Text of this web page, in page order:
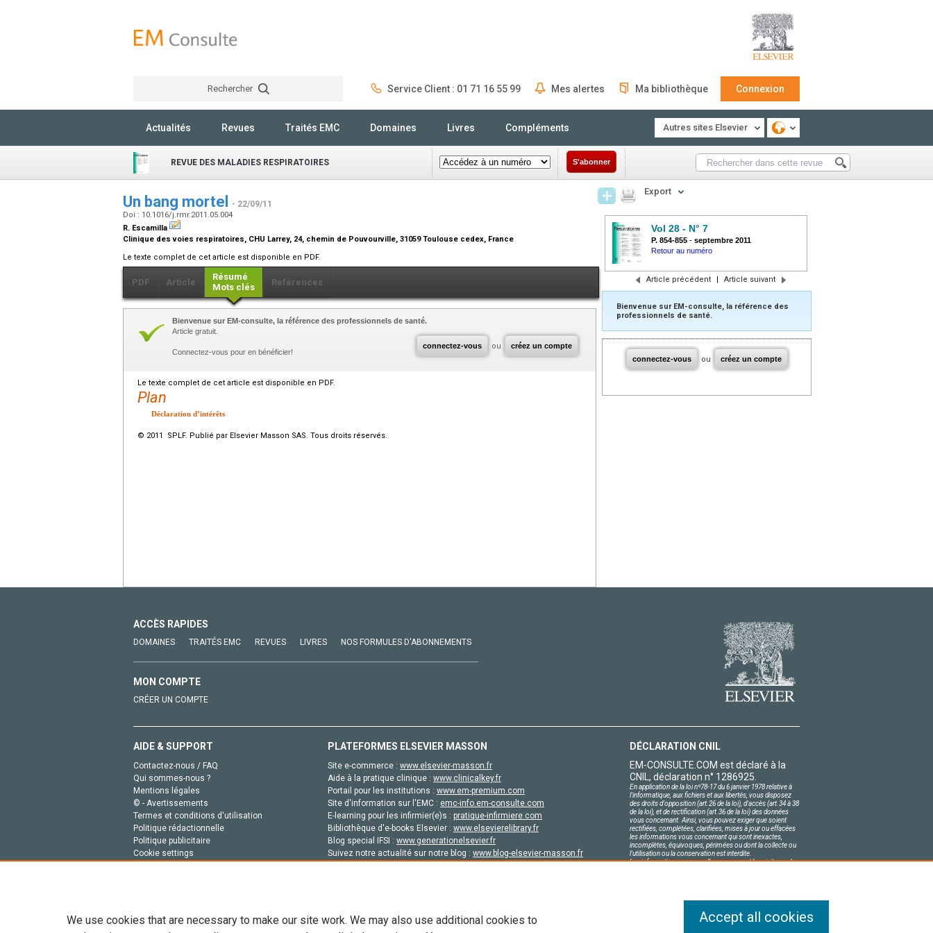
Rechercher Service Client : 01 71 16 55 99 Mes alertes Ma bibliothèque Connexion
Actualités Revues Traités EMC Domaines Livres Compléments Autres sites Elsevier
REVUE DES MALADIES RESPIRATOIRES S'abonner
Un bang mortel - 22/09/11
Doi : 10.1016/j.rmr.2011.05.004
R. Escamilla
Clinique des voies respiratoires, CHU Larrey, 24, chemin de Pouvourville, 31059 Toulouse cedex, France
Le texte complet de cet article est disponible en PDF.
PDF Article
Résumé
Mots clés
Références
connectez-vous ou créez un compte
Bienvenue sur EM-consulte, la référence des professionnels de santé.
Article gratuit.
Connectez-vous pour en bénéficier!
Le texte complet de cet article est disponible en PDF.
Plan
Déclaration d’intérêts
© 2011 SPLF. Publié par Elsevier Masson SAS. Tous droits réservés.
Export
Vol 28 - N° 7
P. 854-855 - septembre 2011
Retour au numéro
Article précédent | Article suivant
Bienvenue sur EM-consulte, la référence des
professionnels de santé.
connectez-vous ou créez un compte
ACCÈS RAPIDES
DOMAINES TRAITÉS EMC REVUES LIVRES NOS FORMULES D'ABONNEMENTS
MON COMPTE
CRÉER UN COMPTE
AIDE & SUPPORT
Contactez-nous / FAQ
Qui sommes-nous ?
Mentions légales
© - Avertissements
Termes et conditions d'utilisation
Politique rédactionnelle
Politique publicitaire
Cookie settings
PLATEFORMES ELSEVIER MASSON
Site e-commerce : www.elsevier-masson.fr
Aide à la pratique clinique : www.clinicalkey.fr
Portail pour les institutions : www.em-premium.com
Site d'information sur l'EMC : emc-info.em-consulte.com
E-learning pour les infirmier(e)s : pratique-infirmiere.com
Bibliothèque d'e-books Elsevier : www.elsevierelibrary.fr
Blog special IFSI : www.generationelsevier.fr
Suivez notre actualité sur notre blog : www.blog-elsevier-masson.fr
DÉCLARATION CNIL
EM-CONSULTE.COM est déclaré à la
CNIL, déclaration n° 1286925.
En application de la loi nº78-17 du 6 janvier 1978 relative à
l'informatique, aux fichiers et aux libertés, vous disposez
des droits d'opposition (art.26 de la loi), d'accès (art.34 à 38
de la loi), et de rectification (art.36 de la loi) des données
vous concernant. Ainsi, vous pouvez exiger que soient
rectifiées, complétées, clarifiées, mises à jour ou effacées
les informations vous concernant qui sont inexactes,
incomplètes, équivoques, périmées ou dont la collecte ou
l'utilisation ou la conservation est interdite.
Les informations personnelles concernant les visiteurs de
We use cookies that are necessary to make our site work. We may also use additional cookies to
Accept all cookies